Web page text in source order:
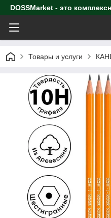
DOSSMarket - это
Товары и услуги